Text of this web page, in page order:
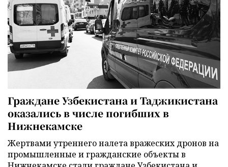
Граждане Узбекистана и Таджикистана
оказались в числе погибших в
Нижнекамске
Жертвами утреннего налета вражеских дронов на
промышленные и гражданские объекты в